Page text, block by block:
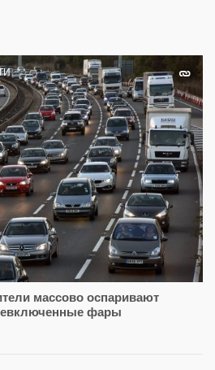
массово оспаривают
фары